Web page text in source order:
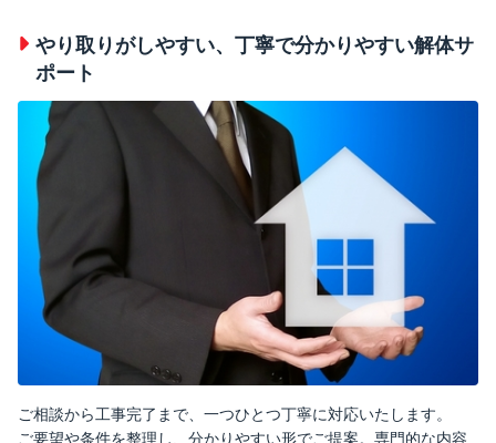
やり取りがしやすい、丁寧で分かりやすい解体サ
ポート
ご相談から工事完了まで、一つひとつ丁寧に対応いたします。
ご要望や条件を整理し、分かりやすい形でご提案。専門的な内容